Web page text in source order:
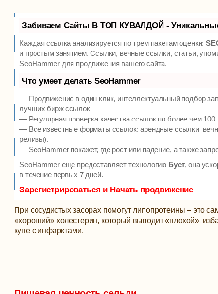
Забиваем Сайты В ТОП КУВАЛДОЙ -
Каждая ссылка анализируется по трем пакетам оценки:
и простым занятием. Ссылки, вечные ссылки, статьи,
SeoHammer для продвижения вашего сайта.
Что умеет делать SeoHammer
— Продвижение в один клик, интеллектуальный подбор
лучших бирж ссылок.
— Регулярная проверка качества ссылок по более чем
— Все известные форматы ссылок: арендные ссылки,
релизы).
— SeoHammer покажет, где рост или падение, а также
SeoHammer еще предоставляет технологию Буст, она
в течение первых 7 дней.
Зарегистрироваться и Начать продвижение
При сосудистых засорах помогут липопротеины – это
«хороший» холестерин, который выводит «плохой»,
купе с инфарктами.